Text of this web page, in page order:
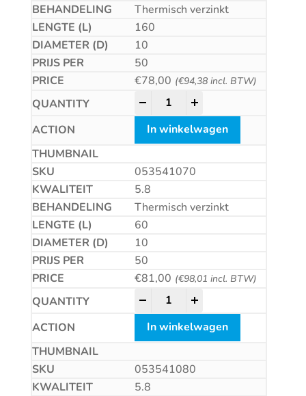
Thermisch verzinkt
160
10
50
€78,00 (€94,38incl. BTW)
Betonschroef CS quantity
In winkelwagen
053541070
5.8
Thermisch verzinkt
60
10
50
€81,00 (€98,01 incl. BTW)
Betonschroef CS quantity
In winkelwagen
053541080
5.8